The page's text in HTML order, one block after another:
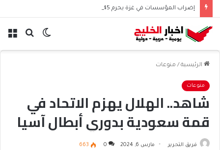
إضراب المؤسسات في غزة يحرم 45 ألف موظف من الرواتب
بحث الوضع
الرئيسية / منوعات
منوعات
شاهد.. الهلال يهزم الاتحاد في
قمة سعودية بدوري أبطال آسيا
فريق التحرير مارس 6, 2024 0
663